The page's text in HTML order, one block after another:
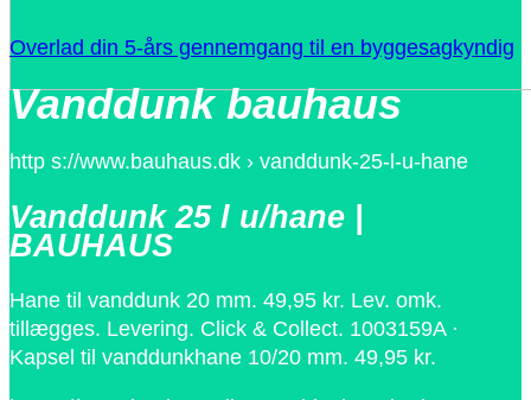
Overlad din 5-års gennemgang til en byggesagkyndig
Vanddunk bauhaus
http s://www.bauhaus.dk › vanddunk-25-l-u-hane
Vanddunk 25 l u/hane |
BAUHAUS
Hane til vanddunk 20 mm. 49,95 kr. Lev. omk.
tillægges. Levering. Click & Collect. 1003159A ·
Kapsel til vanddunkhane 10/20 mm. 49,95 kr.